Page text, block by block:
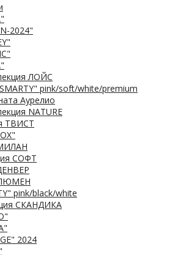
2024"
ЛОЙС
pink/soft/white/premium
Аурелио
NATURE
ТВИСТ
СОФТ
pink/black/white
СКАНДИКА
2024